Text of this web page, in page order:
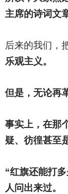
主席的诗词文
后来的我们，
乐观主义。
但是，无论再
事实上，在那
疑、彷徨甚至
“红旗还能打多
人问出来过。